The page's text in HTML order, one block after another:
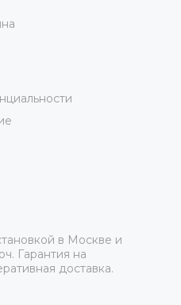
в Москве и
Гарантия на
доставка.